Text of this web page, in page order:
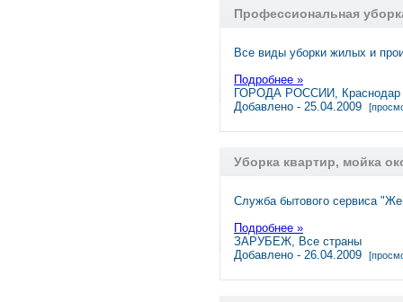
Профессиональная
Все виды уборки жилых и
Подробнее »
ГОРОДА РОССИИ, Краснодар
Добавлено - 25.04.2009
Уборка квартир, мойка
Служба бытового сервиса
Подробнее »
ЗАРУБЕЖ, Все страны
Добавлено - 26.04.2009